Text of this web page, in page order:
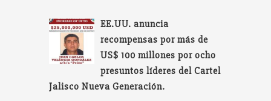
EE.UU. anuncia
recompensas por más de
US$ 100 millones por ocho
presuntos líderes del Cartel
Jalisco Nueva Generación.